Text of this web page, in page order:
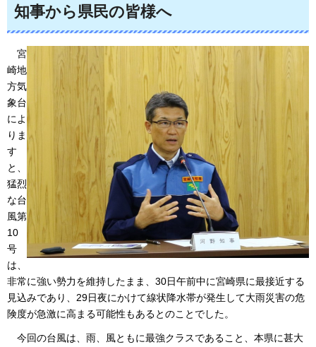
知事から県民の皆様へ
宮
崎地
方気
象台
によ
りま
す
と、
猛烈
な台
風第
10
号
は、
非常に強い勢力を維持したまま、30日午前中に宮崎県に最接近する
見込みであり、29日夜にかけて線状降水帯が発生して大雨災害の危
険度が急激に高まる可能性もあるとのことでした。
今回の台風は、雨、風ともに最強クラスであること、本県に甚大